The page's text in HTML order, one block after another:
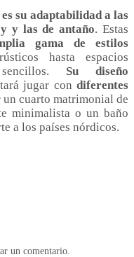
su adaptabilidad a las
y las de antaño. Estas
gama de estilos
hasta espacios
Su diseño
jugar condiferentes
un cuarto matrimonial de
minimalista o un baño
a los países nórdicos.
un comentario.